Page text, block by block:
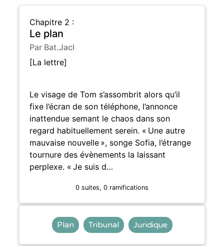
Chapitre 2 :
Le plan
Par Bat.Jacl
[La lettre]
Le visage de Tom s’assombrit alors qu’il
fixe l’écran de son téléphone, l’annonce
inattendue semant le chaos dans son
regard habituellement serein. « Une autre
mauvaise nouvelle », songe Sofia, l’étrange
tournure des évènements la laissant
perplexe. « Je suis d…
0 suites, 0 ramifications
Plan Tribunal Juridique